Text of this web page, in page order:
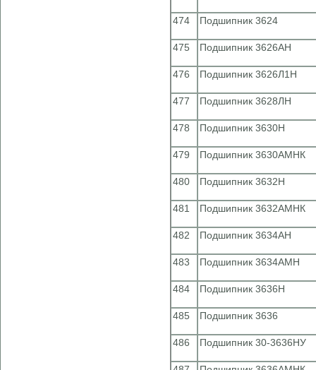
474 Подшипник 3624
475 Подшипник 3626АН
476 Подшипник 3626Л1Н
477 Подшипник 3628ЛН
478 Подшипник 3630Н
479 Подшипник 3630АМНК
480 Подшипник 3632Н
481 Подшипник 3632АМНК
482 Подшипник 3634АН
483 Подшипник 3634АМН
484 Подшипник 3636Н
485 Подшипник 3636
486 Подшипник 30-3636НУ